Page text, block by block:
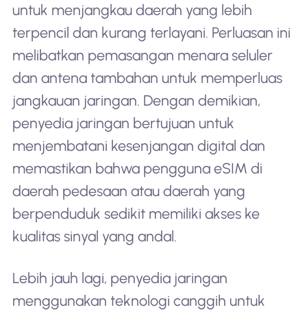
untuk menjangkau daerah yang lebih
terpencil dan kurang terlayani. Perluasan ini
melibatkan pemasangan menara seluler
dan antena tambahan untuk memperluas
jangkauan jaringan. Dengan demikian,
penyedia jaringan bertujuan untuk
menjembatani kesenjangan digital dan
memastikan bahwa pengguna eSIM di
daerah pedesaan atau daerah yang
berpenduduk sedikit memiliki akses ke
kualitas sinyal yang andal.
Lebih jauh lagi, penyedia jaringan
menggunakan teknologi canggih untuk